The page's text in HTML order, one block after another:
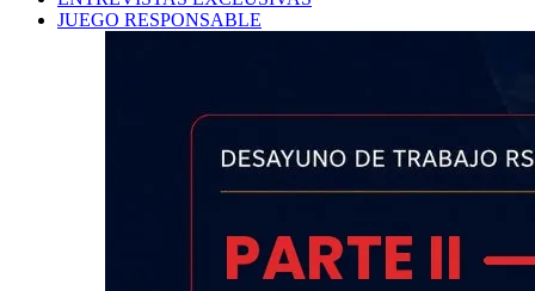
JUEGO RESPONSABLE